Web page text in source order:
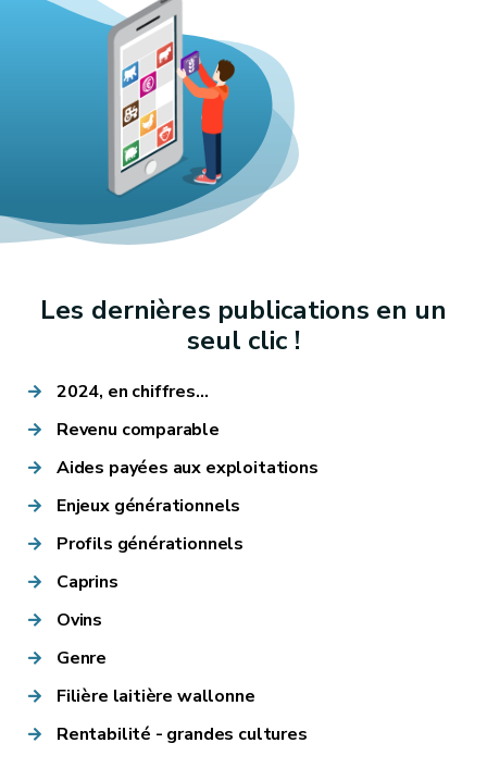
Les dernières publications en un
seul clic !
2024, en chiffres...
Revenu comparable
Aides payées aux exploitations
Enjeux générationnels
Profils générationnels
Caprins
Ovins
Genre
Filière laitière wallonne
Rentabilité - grandes cultures